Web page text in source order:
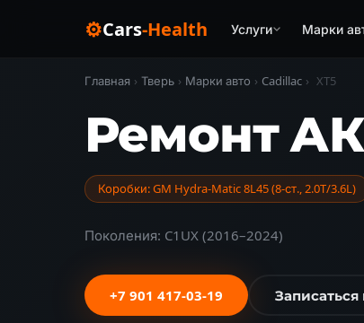
⚙Cars-Health Услуги Марки
Главная › Тверь › Марки авто › Cadillac › XT5
Ремонт
Коробки: GM Hydra-Matic 8L45 (8-ст., 2.0T/3.6L)
Поколения: C1UX (2016–2024)
+7 901 417-03-19